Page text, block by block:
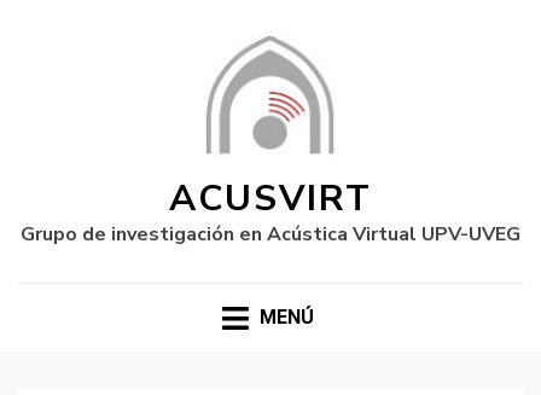
ACUSVIRT
Grupo de investigación en Acústica Virtual UPV-UVEG
MENÚ